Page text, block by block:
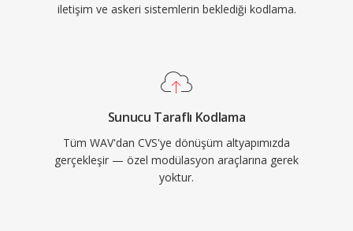
iletişim ve askeri sistemlerin beklediği kodlama.
Sunucu Taraflı Kodlama
Tüm WAV'dan CVS'ye dönüşüm altyapımızda
gerçekleşir — özel modülasyon araçlarına gerek
yoktur.